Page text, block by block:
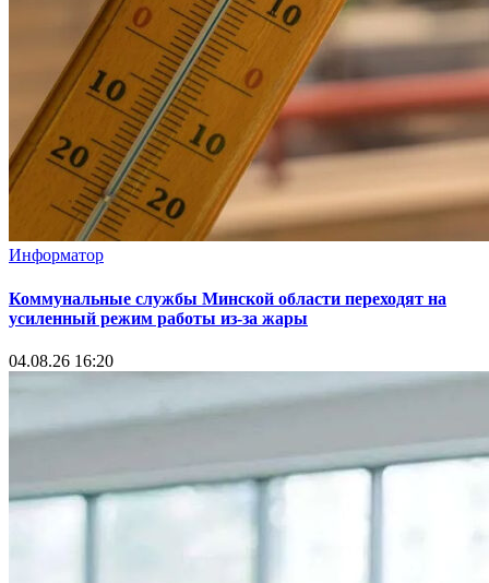
Информатор
Коммунальные службы Минской области переходят на
усиленный режим работы из-за жары
04.08.26 16:20